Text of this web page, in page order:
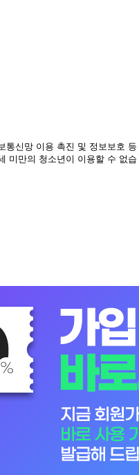
통신망 이용 촉진 및 정보보호 등
미만의 청소년이 이용할 수 없습